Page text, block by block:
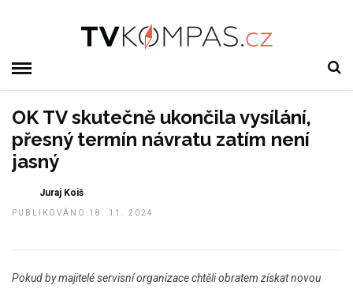
OK TV skutečně ukončila vysílání,
přesný termín návratu zatím není
jasný
Juraj Koiš
PUBLIKOVÁNO 18. 11. 2024
Pokud by majitelé servisní organizace chtěli obratem získat novou